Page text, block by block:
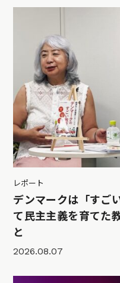
レポート
デンマークは「すご
て民主主義を育てた
と
2026.08.07